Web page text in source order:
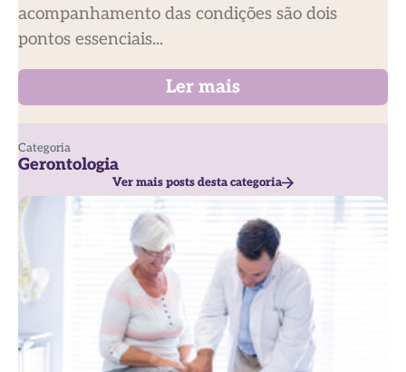
acompanhamento das condições são dois
pontos essenciais...
Ler mais
Categoria
Gerontologia
Ver mais posts desta categoria